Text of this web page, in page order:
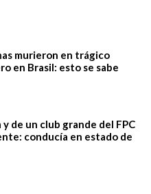
murieron en trágico
en Brasil: esto se sabe
de un club grande del FPC
conducía en estado de